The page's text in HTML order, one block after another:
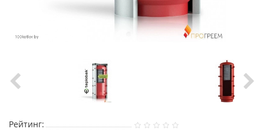
Рейтинг: